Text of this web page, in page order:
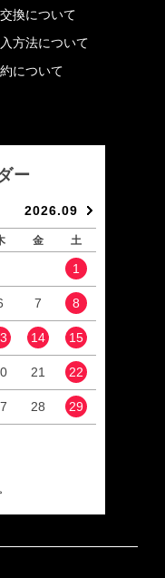
換について
方法について
について
ー
2026.09
金 土
1
7 8
14 15
21 22
28 29